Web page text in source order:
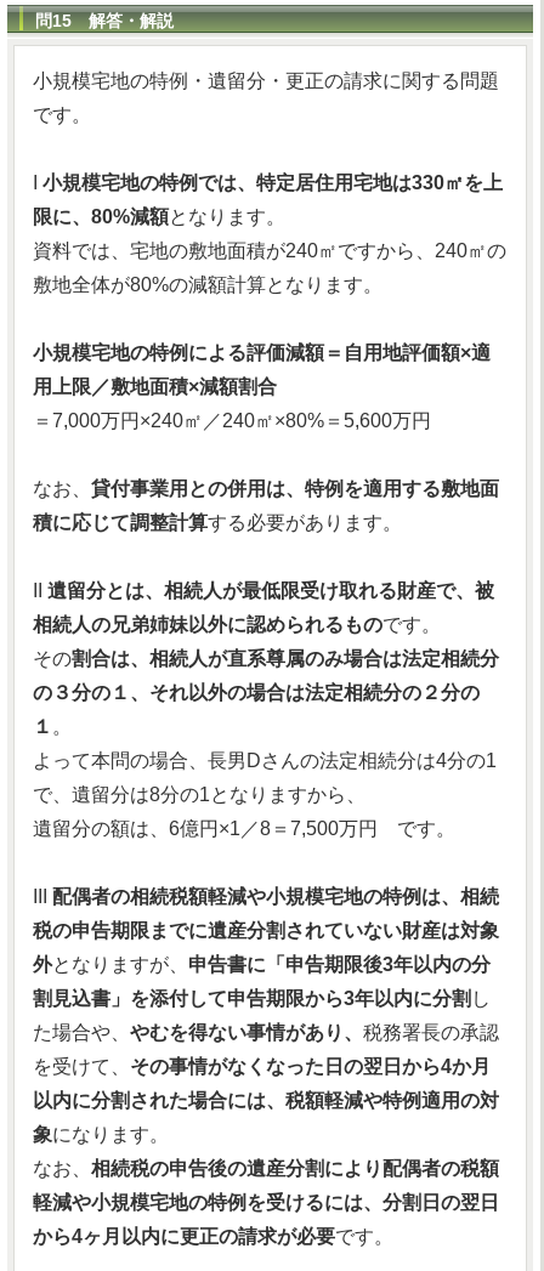
問15 解答・解説
小規模宅地の特例・遺留分・更正の請求に関する問題
です。
小規模宅地の特例では、特定居住用宅地は330㎡を上
限に、80%減額となります。
資料では、宅地の敷地面積が240㎡ですから、240㎡の
敷地全体が80%の減額計算となります。
小規模宅地の特例による評価減額＝自用地評価額×適
用上限／敷地面積×減額割合
＝7,000万円×240㎡／240㎡×80%＝5,600万円
なお、 貸付事業用との併用は、特例を適用する敷地面
積に応じて調整計算する必要があります。
遺留分とは、相続人が最低限受け取れる財産で、被
相続人の兄弟姉妹以外に認められるものです。
その割合は、相続人が直系尊属のみ場合は法定相続分
の３分の１、それ以外の場合は法定相続分の２分の
１ 。
よって本問の場合、長男Dさんの法定相続分は4分の1
で、遺留分は8分の1となりますから、
遺留分の額は、6億円×1／8＝7,500万円 です。
配偶者の相続税額軽減や小規模宅地の特例は、相続
税の申告期限までに遺産分割されていない財産は対象
外となりますが、 申告書に「申告期限後3年以内の分
割見込書」を添付して申告期限から3年以内に分割 し
た場合や、 やむを得ない事情があり、 税務署長の承認
を受けて、 その事情がなくなった日の翌日から4か月
以内に分割された場合には、税額軽減や特例適用の対
象になります。
なお、 相続税の申告後の遺産分割により配偶者の税額
軽減や小規模宅地の特例を受けるには、分割日の翌日
から4ヶ月以内に更正の請求が必要です。